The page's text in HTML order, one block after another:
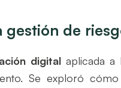
gestión de
digital aplicada a
Se exploró